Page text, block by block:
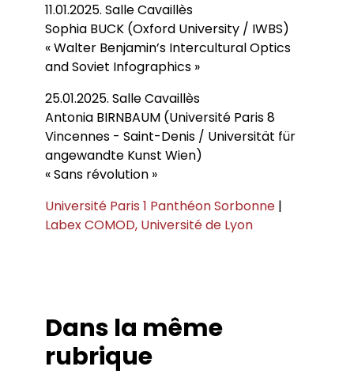
11.01.2025. Salle Cavaillès
Sophia BUCK (Oxford University / IWBS)
« Walter Benjamin’s Intercultural Optics
and Soviet Infographics »
25.01.2025. Salle Cavaillès
Antonia BIRNBAUM (Université Paris 8
Vincennes - Saint-Denis / Universität für
angewandte Kunst Wien)
« Sans révolution »
Université Paris 1 Panthéon Sorbonne|
Labex COMOD, Université de Lyon
Dans la même
rubrique